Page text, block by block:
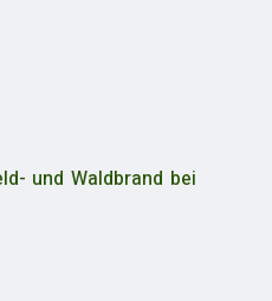
und Waldbrand bei